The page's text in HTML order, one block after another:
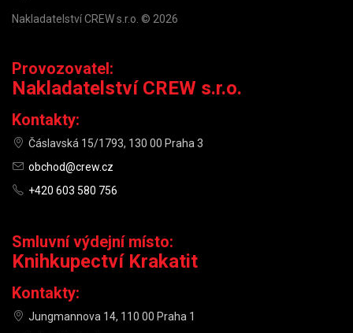
Nakladatelství CREW s.r.o. © 2026
Provozovatel:
Nakladatelství CREW s.r.o.
Kontakty:
Čáslavská 15/1793, 130 00 Praha 3
obchod@crew.cz
+420 603 580 756
Smluvní výdejní místo:
Knihkupectví Krakatit
Kontakty:
Jungmannova 14, 110 00 Praha 1